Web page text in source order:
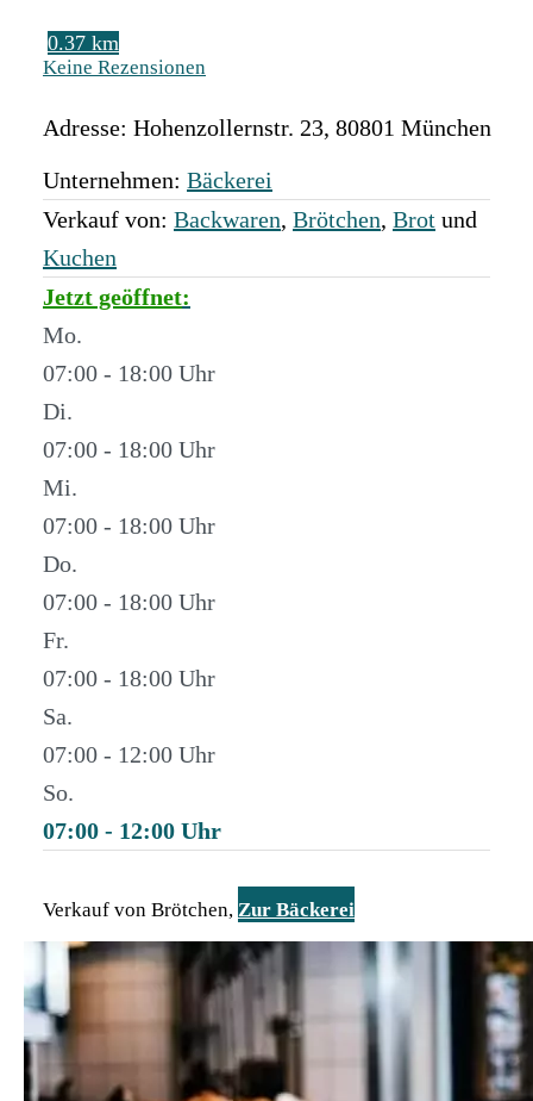
0.37 km
Keine Rezensionen
Adresse: Hohenzollernstr. 23, 80801 München
Unternehmen: Bäckerei
Verkauf von: Backwaren, Brötchen, Brot und
Kuchen
Jetzt geöffnet:
Mo.
07:00 - 18:00
Di.
07:00 - 18:00
Mi.
07:00 - 18:00
Do.
07:00 - 18:00
Fr.
07:00 - 18:00
Sa.
07:00 - 12:00
So.
07:00 - 12:00
Verkauf von Brötchen, Zur Bäckerei